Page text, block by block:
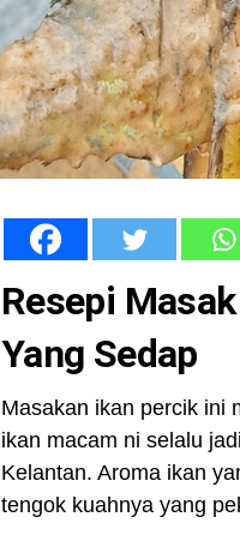
Resepi
Yang Sedap
Masakan ikan percik ini
ikan macam ni selalu
Kelantan. Aroma ikan
tengok kuahnya yang